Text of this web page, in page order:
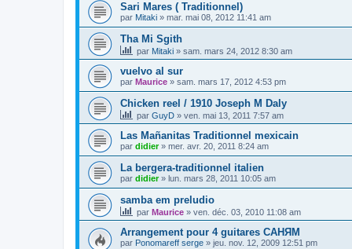
Sari Mares ( Traditionnel)
par Mitaki » mar. mai 08, 2012 11:41 am
Tha Mi Sgith
par Mitaki » sam. mars 24, 2012 8:30 am
vuelvo al sur
par Maurice » sam. mars 17, 2012 4:53 pm
Chicken reel / 1910 Joseph M Daly
par GuyD » ven. mai 13, 2011 7:57 am
Las Mañanitas Traditionnel mexicain
par didier» mer. avr. 20, 2011 8:24 am
La bergera-traditionnel italien
par didier» lun. mars 28, 2011 10:05 am
samba em preludio
par Maurice » ven. déc. 03, 2010 11:08 am
Arrangement pour 4 guitares САНЯМ
par Ponomareff serge » jeu. nov. 12, 2009 12:51 pm